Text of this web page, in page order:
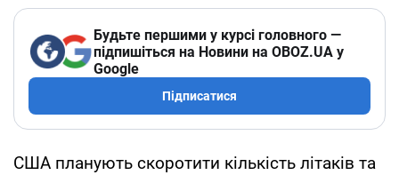
Будьте першими у курсі головного —
підпишіться на Новини на OBOZ.UA у
Google
Підписатися
США планують скоротити кількість літаків та